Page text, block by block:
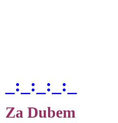
_:_:_:_:_
Za Dubem